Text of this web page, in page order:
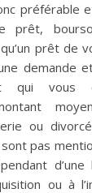
préférable
prêt,
prêt de
demande
qui vous
ou
pas
d’une
ou à